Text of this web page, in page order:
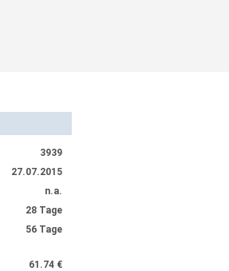
3939
27.07.2015
n.a.
28 Tage
56 Tage
61.74 €